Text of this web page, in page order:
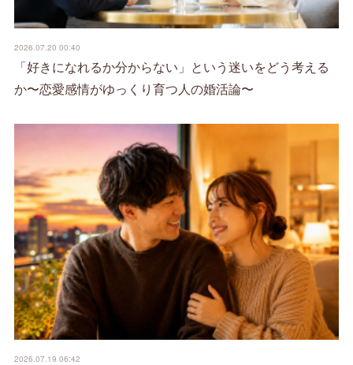
2026.07.20 00:40
「好きになれるか分からない」という迷いをどう考える
か〜恋愛感情がゆっくり育つ人の婚活論〜
2026.07.19 06:42